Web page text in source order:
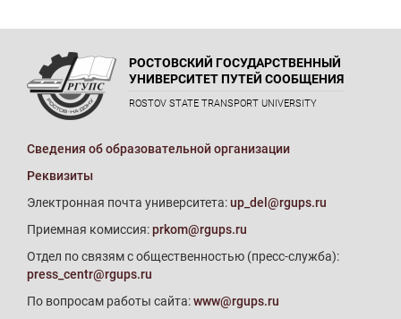
РОСТОВСКИЙ ГОСУДАРСТВЕННЫЙ
УНИВЕРСИТЕТ ПУТЕЙ СООБЩЕНИЯ
ROSTOV STATE TRANSPORT UNIVERSITY
Сведения об образовательной организации
Реквизиты
Электронная почта университета:up_del@rgups.ru
Приемная комиссия:prkom@rgups.ru
Отдел по связям с общественностью (пресс-служба):
press_centr@rgups.ru
По вопросам работы сайта:www@rgups.ru